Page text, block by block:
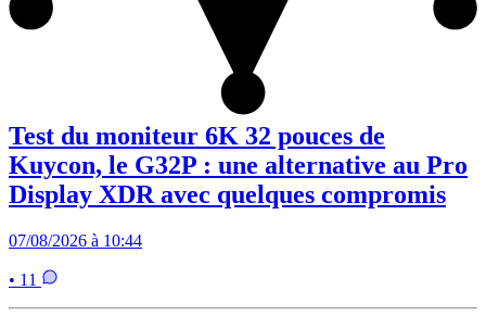
Test du moniteur 6K 32 pouces de
Kuycon, le G32P : une alternative au Pro
Display XDR avec quelques compromis
07/08/2026 à 10:44
• 11